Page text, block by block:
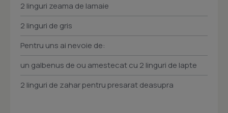
2 linguri zeama de lamaie
2 linguri de gris
Pentru uns ai nevoie de:
un galbenus de ou amestecat cu 2 linguri de lapte
2 linguri de zahar pentru presarat deasupra